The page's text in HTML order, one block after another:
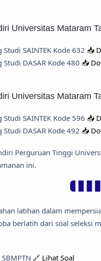
Universitas Mataram
Studi SAINTEK Kode 632 📥
Studi DASAR Kode 480 📥
Universitas Mataram
Studi SAINTEK Kode 596 📥
Studi DASAR Kode 492 📥
Perguruan Tinggi
ini.
latihan dalam
berlatih dari soal seleksi
🔗 Lihat Soal